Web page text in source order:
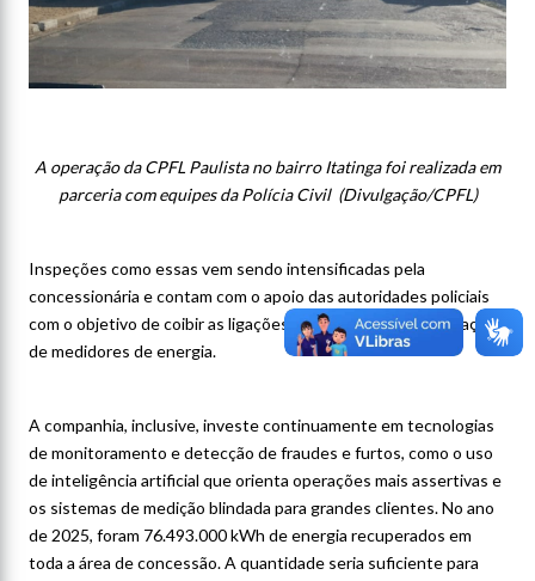
A operação da CPFL Paulista no bairro Itatinga foi realizada em
parceria com equipes da Polícia Civil (Divulgação/CPFL)
Inspeções como essas vem sendo intensificadas pela
concessionária e contam com o apoio das autoridades policiais
com o objetivo de coibir as ligações clandestinas e manipulações
de medidores de energia.
A companhia, inclusive, investe continuamente em tecnologias
de monitoramento e detecção de fraudes e furtos, como o uso
de inteligência artificial que orienta operações mais assertivas e
os sistemas de medição blindada para grandes clientes. No ano
de 2025, foram 76.493.000 kWh de energia recuperados em
toda a área de concessão. A quantidade seria suficiente para